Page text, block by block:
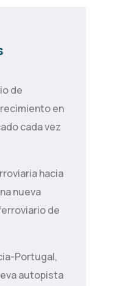
de
en
cada vez
hacia
nueva
de
Portugal,
autopista